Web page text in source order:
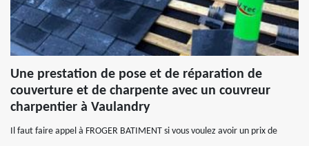
Une prestation de pose et de réparation de
couverture et de charpente avec un couvreur
charpentier à Vaulandry
Il faut faire appel à FROGER BATIMENT si vous voulez avoir un prix de